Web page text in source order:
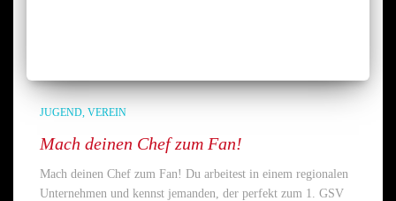
JUGEND VEREIN
Mach deinen Chef zum Fan!
Mach deinen Chef zum Fan! Du arbeitest in einem regionalen
Unternehmen und kennst jemanden, der perfekt zum 1. GSV